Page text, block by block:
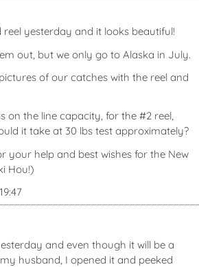
reel yesterday and it looks beautiful!
out, but we only go to Alaska in July.
of our catches with the reel and
on the line capacity, for the #2 reel,
it take at 30 lbs test approximately?
your help and best wishes for the New
Hou!)
and even though it will be a
husband, I opened it and peeked